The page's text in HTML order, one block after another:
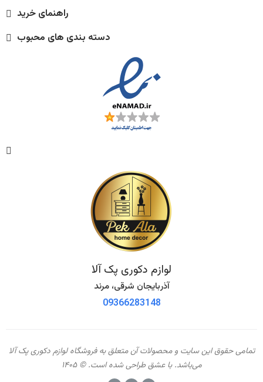
راهنمای خرید
دسته بندی های محبوب
لوازم دکوری پک آلا
آذربایجان شرقی، مرند
09366283148
تمامی حقوق این سایت و محصولات آن متعلق به فروشگاه لوازم دکوری پک آلا
می‌باشد. با عشق طراحی شده است. © ۱۴۰۵​